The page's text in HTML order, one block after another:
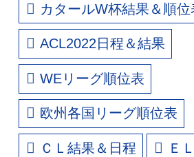
カタールW杯結果＆順位
ACL2022日程＆結果
WEリーグ順位表
欧州各国リーグ順位表
ＣＬ結果＆日程 Ｅ